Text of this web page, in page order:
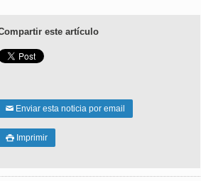
este artículo
✉ Enviar esta noticia por email
 Imprimir